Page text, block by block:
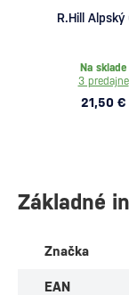
R.Hill Alpský
Na sklade
3 predajne
21,50 €
Základné
Značka
EAN